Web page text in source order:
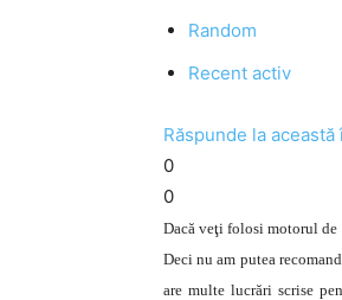
Random
Recent activ
Răspunde la
0
0
Dacă veţi folosi motorul de
Deci nu am putea
are multe lucrări scrise